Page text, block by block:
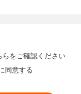
らをご確認ください
同意する